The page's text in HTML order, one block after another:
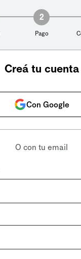
2
Pago
Creá tu cuenta
Con Google
O con tu email